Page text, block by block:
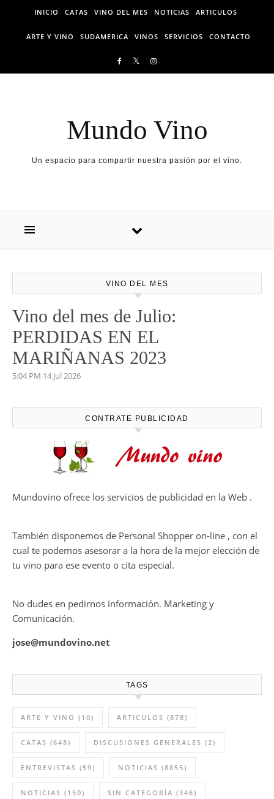
Skip to content
INICIO CATAS VINO DEL MES NOTICIAS ARTICULOS
ARTE Y VINO SUDAMERICA VINOS SERVICIOS CONTACTO
Mundo Vino
Un espacio para compartir nuestra pasión por el vino.
VINO DEL MES
Vino del mes de Julio:
PERDIDAS EN EL
MARIÑANAS 2023
5:04 PM 14 Jul 2026
CONTRATE PUBLICIDAD
Mundovino ofrece los servicios de publicidad en la Web .
También disponemos de Personal Shopper on-line , con el
cual te podemos asesorar a la hora de la mejor elección de
tu vino para ese evento o cita especial.
No dudes en pedirnos información. Marketing y
Comunicación.
jose@mundovino.net
TAGS
ARTE Y VINO (10) ARTICULOS (878)
CATAS (648) DISCUSIONES GENERALES (2)
ENTREVISTAS (59) NOTICIAS (8855)
NOTICIAS (150) SIN CATEGORÍA (346)